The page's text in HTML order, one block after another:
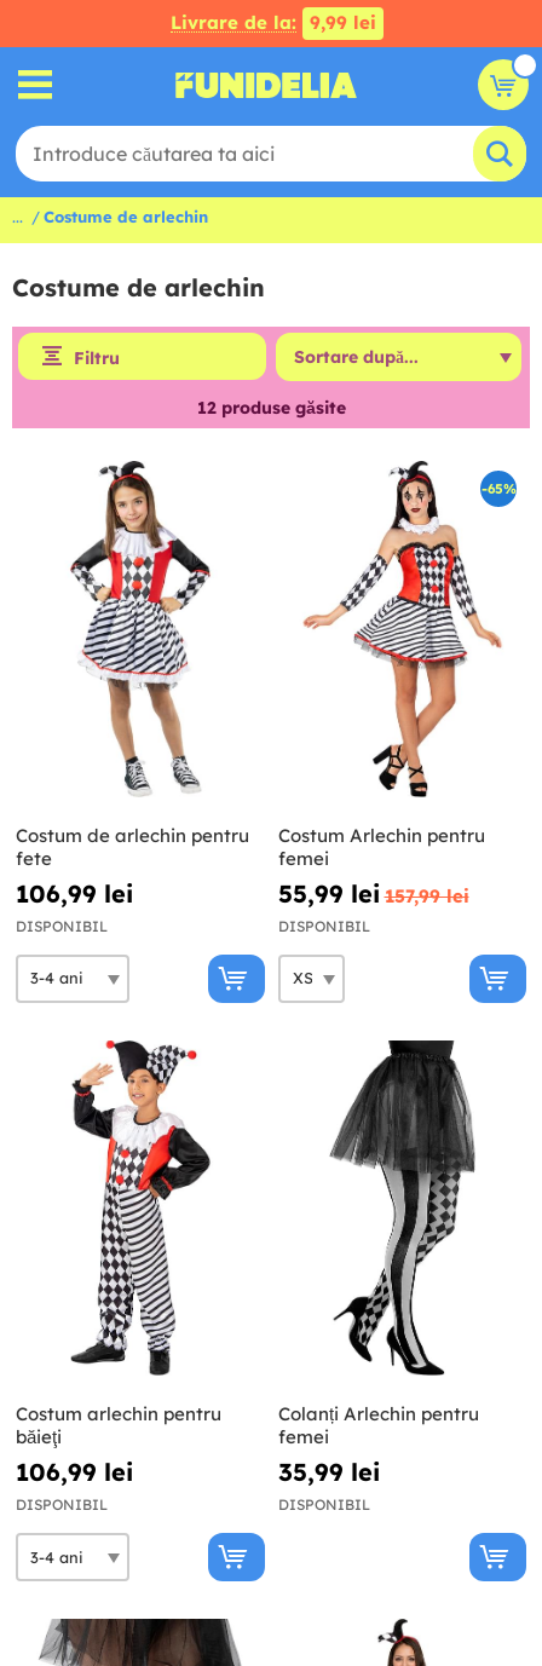
Livrare de la: 9,99 lei
... Costume de arlechin
Costume de arlechin
Filtru
12produse găsite
Costum de arlechin pentru
fete
106,99 lei
DISPONIBIL
-65%
Costum Arlechin pentru
femei
55,99 lei 157,99 lei
DISPONIBIL
Costum arlechin pentru
băieţi
106,99 lei
DISPONIBIL
Colanți Arlechin pentru
femei
35,99 lei
DISPONIBIL